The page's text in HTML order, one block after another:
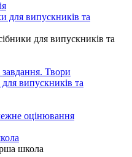
для випускників та
для випускників та
Твори
випускників та
оцінювання
школа